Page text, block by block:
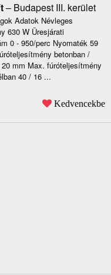
– Budapest III. kerület
Adatok Névleges
630 W Üresjárati
0 - 950/perc Nyomaték 59
betonban /
mm Max. fúróteljesítmény
40 / 16 ...
Kedvencekbe